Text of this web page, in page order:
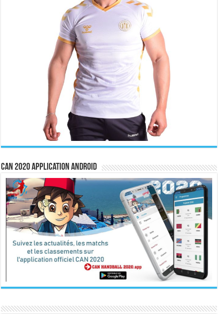
CAN 2020 Application Android